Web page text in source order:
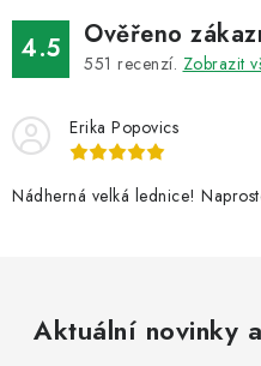
4.5 Ověřeno
551 recenzí. Zobrazit
Erika Popovics
Nádherná velká lednice!
Aktuální novinky